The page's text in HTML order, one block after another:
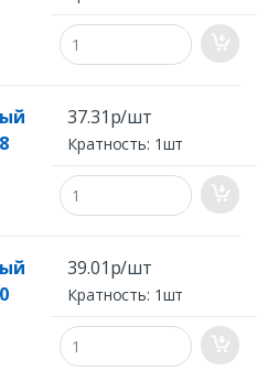
37.31р/шт
Кратность: 1шт
39.01р/шт
Кратность: 1шт